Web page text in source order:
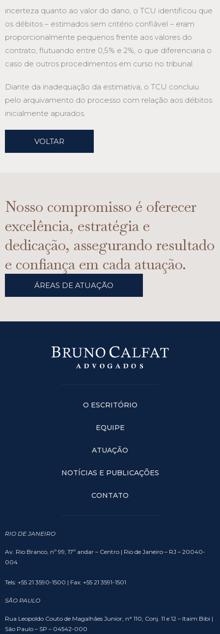
incerteza quanto ao valor do dano, o TCU identificou que
os débitos – estimados sem critério confiável – eram
proporcionalmente pequenos frente aos valores do
contrato, flutuando entre 0,5% e 2%, o que diferenciaria o
caso de outros procedimentos em curso no tribunal.
Diante da inadequação da estimativa, o TCU concluiu
pelo arquivamento do processo com relação aos débitos
inicialmente apurados.
VOLTAR
Nosso compromisso é oferecer
excelência, estratégia e
dedicação, assegurando resultado
e confiança em cada atuação.
ÁREAS DE ATUAÇÃO
O ESCRITÓRIO
EQUIPE
ATUAÇÃO
NOTÍCIAS E PUBLICAÇÕES
CONTATO
RIO DE JANEIRO
Av. Rio Branco, nº 99, 17º andar – Centro | Rio de Janeiro – RJ – 20040-
004
Tels: +55 21 3590-1500 | Fax: +55 21 3591-1501
SÃO PAULO
Rua Leopoldo Couto de Magalhães Junior, n° 110, Conj. 11 e 12 – Itaim Bibi |
São Paulo – SP – 04542-000